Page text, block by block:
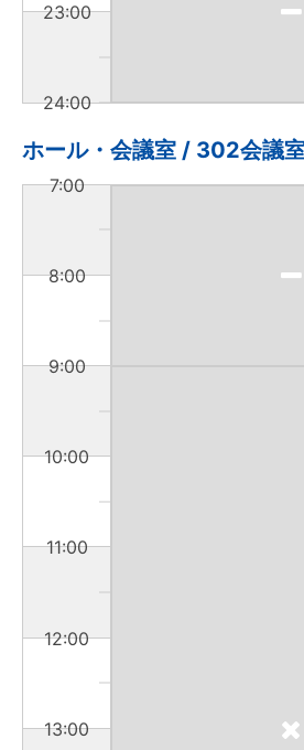
23:00
24:00
ホール・会議室 / 302会議
7:00
8:00
9:00
10:00
11:00
12:00
13:00